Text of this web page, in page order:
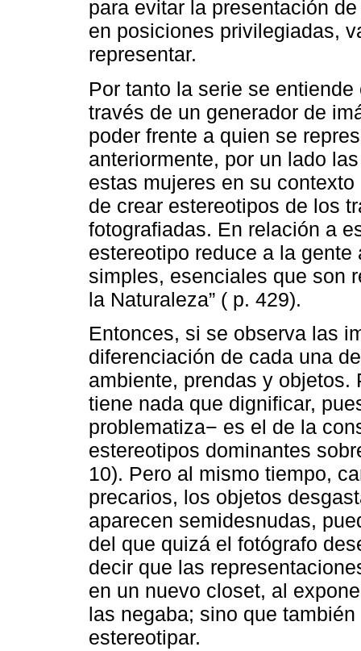
para evitar la presentación
en posiciones privilegiadas,
representar.
Por tanto la serie se
través de un generador de
poder frente a quien se
anteriormente, por un lado
estas mujeres en su
de crear estereotipos de los
fotografiadas. En relación a
estereotipo reduce a la
simples, esenciales que son
la Naturaleza” ( p. 429).
Entonces, si se observa las
diferenciación de cada una
ambiente, prendas y objetos.
tiene nada que dignificar,
problematiza− es el de la
estereotipos dominantes
10). Pero al mismo tiempo,
precarios, los objetos
aparecen semidesnudas,
del que quizá el fotógrafo
decir que las
en un nuevo closet, al
las negaba; sino que
estereotipar.